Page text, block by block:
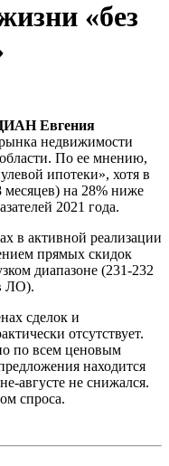
«без
Евгения
недвижимости
По ее мнению,
ипотеки», хотя в
месяцев) на 28% ниже
2021 года.
в активной реализации
прямых скидок
диапазоне (231-232
ЛО).
сделок и
отсутствует.
по всем ценовым
находится
августе не снижался.
спроса.